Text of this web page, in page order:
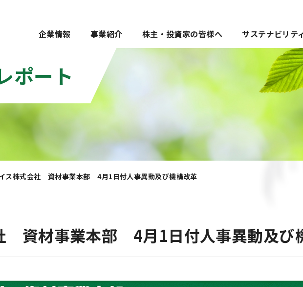
企業情報 事業紹介 株主・投資家の皆様へ サステナビリテ
ポート
ス株式会社 資材事業本部 4月1日付人事異動及び機構改革
資材事業本部 4月1日付人事異動及び